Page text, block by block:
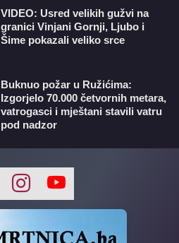
VIDEO: Usred velikih gužvi na
granici Vinjani Gornji, Ljubo i
Šime pokazali veliko srce
Buknuo požar u Ružićima:
Izgorjelo 70.000 četvornih metara,
vatrogasci i mještani stavili vatru
pod nadzor